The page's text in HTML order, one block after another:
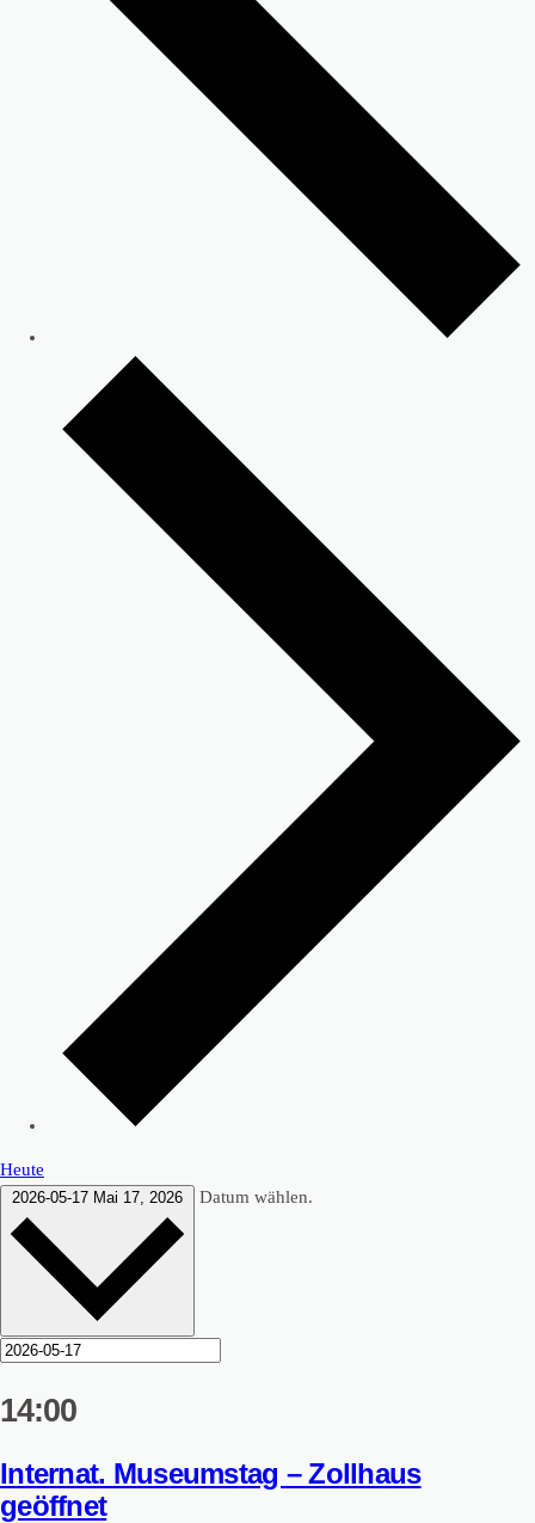
Heute
2026-05-17 Mai 17, 2026 Datum wählen.
14:00
Internat. Museumstag – Zollhaus
geöffnet